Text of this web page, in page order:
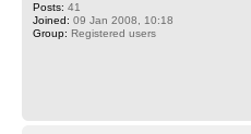
Posts: 41
Joined: 09 Jan 2008, 10:18
Group: Registered users